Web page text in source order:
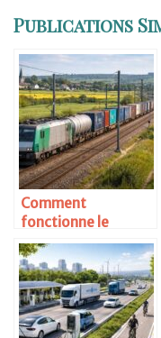
Publications
Comment
fonctionne le
transport
ferroviaire de
marchandises en
France